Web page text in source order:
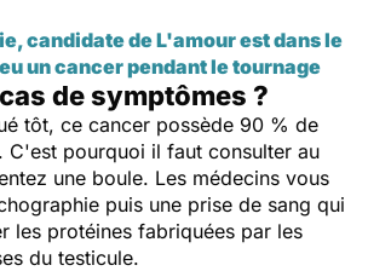
candidate de L'amour est dans le
un cancer pendant le tournage
de symptômes ?
tôt, ce cancer possède 90 % de
C'est pourquoi il faut consulter au
une boule. Les médecins vous
puis une prise de sang qui
les protéines fabriquées par les
du testicule.